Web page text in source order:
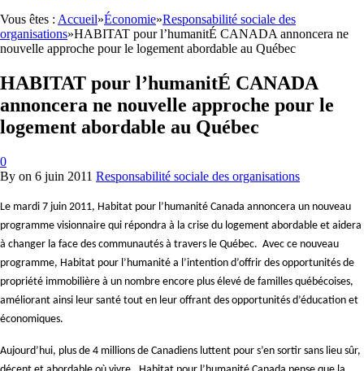
Vous êtes : Accueil»Économie»Responsabilité sociale des
organisations»HABITAT pour l’humanitÉ CANADA annoncera ne
nouvelle approche pour le logement abordable au Québec
HABITAT pour l’humanitÉ CANADA
annoncera ne nouvelle approche pour le
logement abordable au Québec
0
By on 6 juin 2011 Responsabilité sociale des organisations
Le mardi 7 juin 2011, Habitat pour l’humanité Canada annoncera un nouveau
programme visionnaire qui répondra à la crise du logement abordable et aidera
à changer la face des communautés à travers le Québec. Avec ce nouveau
programme, Habitat pour l’humanité a l’intention d’offrir des opportunités de
propriété immobilière à un nombre encore plus élevé de familles québécoises,
améliorant ainsi leur santé tout en leur offrant des opportunités d’éducation et
économiques.
Aujourd’hui, plus de 4 millions de Canadiens luttent pour s’en sortir sans lieu sûr,